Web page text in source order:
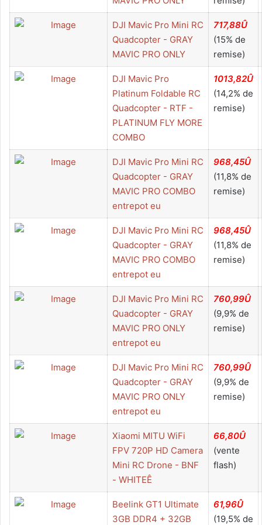
DJI Mavic Pro Mini RC
Quadcopter - GRAY
MAVIC PRO ONLY
717,88Û
(15% de
remise)
DJI Mavic Pro
Platinum Foldable RC
Quadcopter - RTF -
PLATINUM FLY MORE
COMBO
1013,82Û
(14,2% de
remise)
DJI Mavic Pro Mini RC
Quadcopter - GRAY
MAVIC PRO COMBO
entrepot eu
968,45Û
(11,8% de
remise)
DJI Mavic Pro Mini RC
Quadcopter - GRAY
MAVIC PRO COMBO
entrepot eu
968,45Û
(11,8% de
remise)
DJI Mavic Pro Mini RC
Quadcopter - GRAY
MAVIC PRO ONLY
entrepot eu
760,99Û
(9,9% de
remise)
DJI Mavic Pro Mini RC
Quadcopter - GRAY
MAVIC PRO ONLY
entrepot eu
760,99Û
(9,9% de
remise)
Xiaomi MITU WiFi
FPV 720P HD Camera
Mini RC Drone - BNF
- WHITEÊ
66,80Û
(vente
flash)
Beelink GT1 Ultimate
3GB DDR4 + 32GB
61,96Û
(19,5% de